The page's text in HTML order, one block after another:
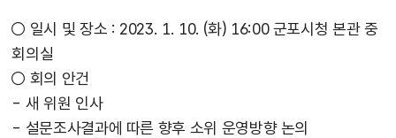
○ 일시 및 장소 : 2023. 1. 10. (화) 16:00 군포시청 본관 중
회의실
○ 회의 안건
- 새 위원 인사
- 설문조사결과에 따른 향후 소위 운영방향 논의